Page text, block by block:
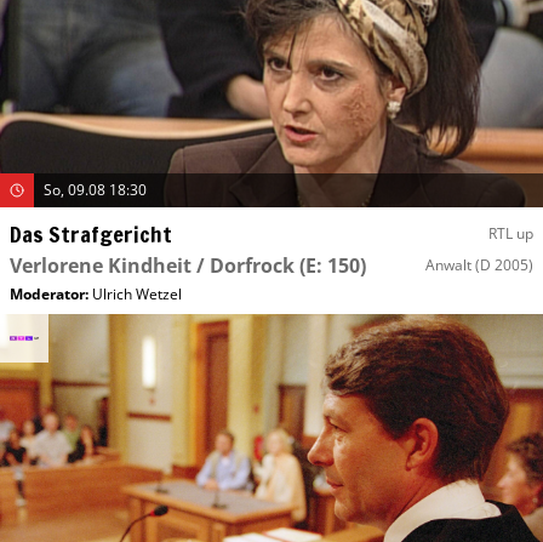
So, 09.08 18:30
Das Strafgericht RTL up
Verlorene Kindheit / Dorfrock(E: 150) Anwalt(D 2005)
Moderator: Ulrich Wetzel